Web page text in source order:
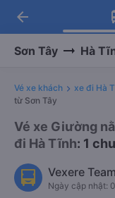
Tải
-
arrow_back
Sơn Tây Hà
Vé xe khách xe đi Hà
từ Sơn Tây
Vé xe Giường
đi Hà Tĩnh: 1
Vexere Team
Ngày cập nhật: